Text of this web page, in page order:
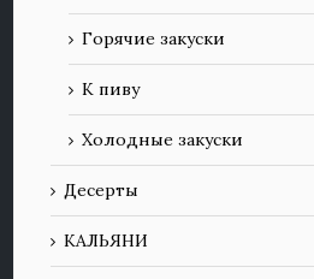
Горячие закуски
К пиву
Холодные закуски
Десерты
КАЛЬЯНИ